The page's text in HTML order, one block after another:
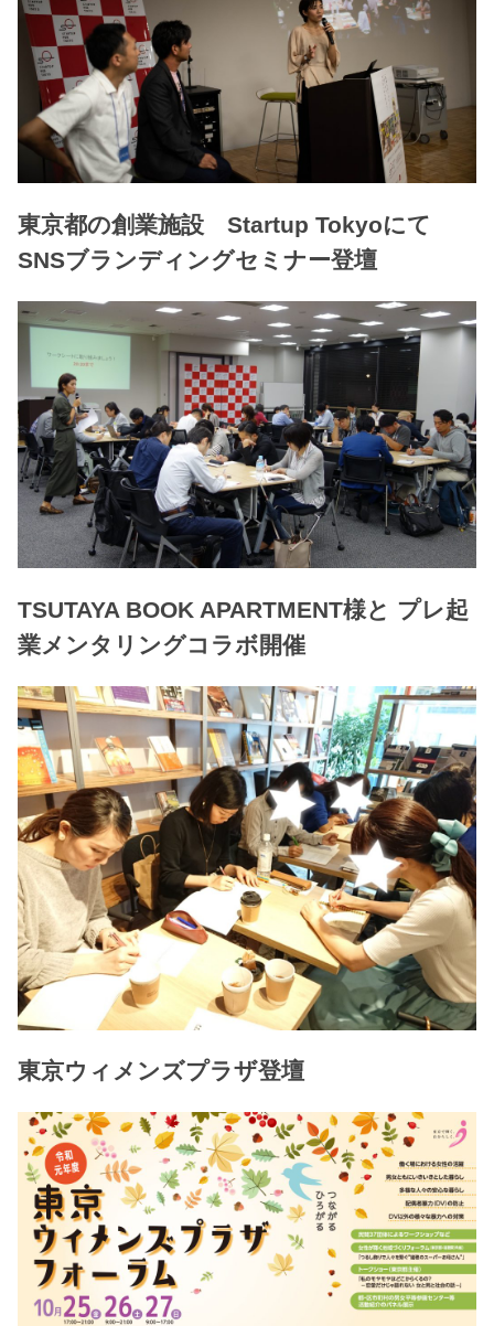
東京都の創業施設 Startup Tokyoにて
SNSブランディングセミナー登壇
TSUTAYA BOOK APARTMENT様と プレ起
業メンタリングコラボ開催
東京ウィメンズプラザ登壇